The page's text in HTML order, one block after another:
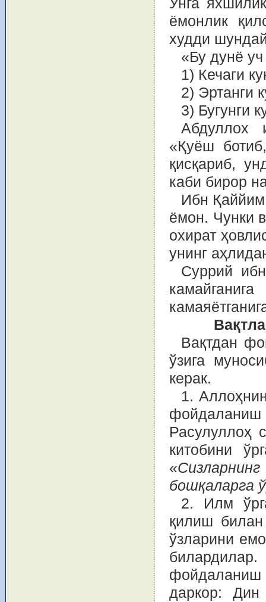
Унга
ёмонлик
худди
«Бу дунё
1) Кечаги
2) Эртанги
3) Бугунги
Абдуллох
«Қуёш
қисқариб,
каби бирор
Ибн
ёмон. Чунки
охират
унинг
Суррий
Вақтдан
ўзига
керак.
1.
фойдаланиш
Расулуллоҳ
китобини
«
бошқаларга
2. Илм
қилиш билан
ўзларини
даркор: Дин